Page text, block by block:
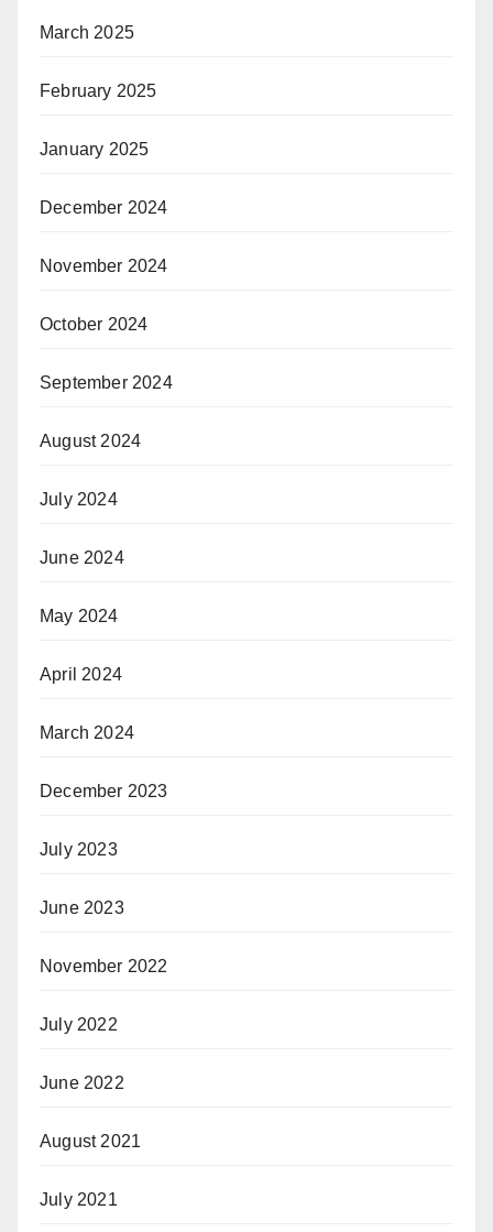
March 2025
February 2025
January 2025
December 2024
November 2024
October 2024
September 2024
August 2024
July 2024
June 2024
May 2024
April 2024
March 2024
December 2023
July 2023
June 2023
November 2022
July 2022
June 2022
August 2021
July 2021